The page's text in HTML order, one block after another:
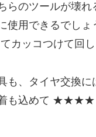
らのツールが壊
使用できるでしょ
カッコつけて回
も、タイヤ交換
も込めて ★★★★